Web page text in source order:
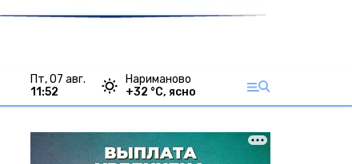
пт, 07 авг.
11:53
Нариманово
+32 °С, ясно